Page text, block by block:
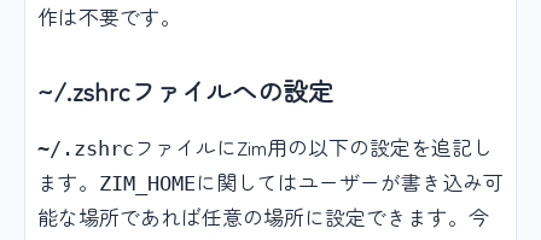
作は不要です。
~/.zshrcファイルへの設定
~/.zshrc ファイルにZim用の以下の設定を追記し
ます。 ZIM_HOMEに関してはユーザーが書き込み可
能な場所であれば任意の場所に設定できます。今